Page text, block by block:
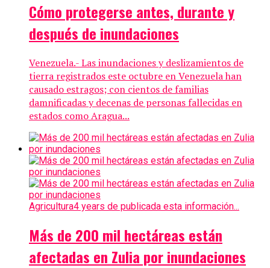
Cómo protegerse antes, durante y
después de inundaciones
Venezuela.- Las inundaciones y deslizamientos de
tierra registrados este octubre en Venezuela han
causado estragos; con cientos de familias
damnificadas y decenas de personas fallecidas en
estados como Aragua...
Agricultura4 years de publicada esta información...
Más de 200 mil hectáreas están
afectadas en Zulia por inundaciones